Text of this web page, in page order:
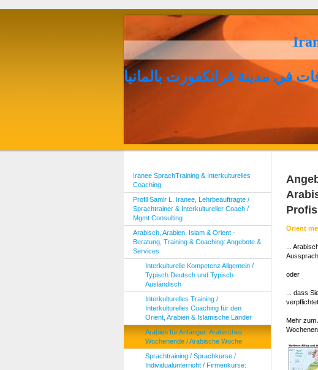
في مدينة فرانكفورت بالمانيا
Iranee SprachTraining & Interkulturelles
Coaching
Profil Samir L. Iranee, Lehrbeauftragte /
Sprachtrainer & Interkultureller Coach /
Mgmt Consulting
Arabisch, Arabien, Islam & Orient -
Beratung, Training & Coaching: Angebote &
Services
Interkulturelle Kompetenz Allgemein /
Typisch Deutsch und Typisch
Ausländisch
Interkulturelles Training /
Interkulturelles Coaching für den
Orient, Arabien & Islamische Länder
Arabien für Anfänger: Arabisches
Wochenende / Arabische Woche
Sprachtraining / Sprachkurse /
Individualunterricht / Firmenkurse:
Orient
...
oder
... dass
Mehr zum